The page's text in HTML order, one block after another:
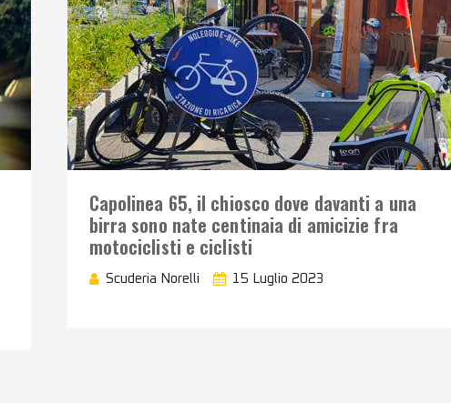
Capolinea 65, il chiosco dove davanti a una
birra sono nate centinaia di amicizie fra
motociclisti e ciclisti
Scuderia Norelli 15 Luglio 2023